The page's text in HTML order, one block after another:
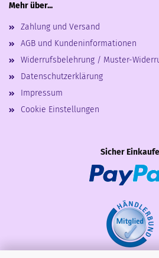
Mehr über...
Zahlung und Versand
AGB und Kundeninformationen
Widerrufsbelehrung / Muster-
Datenschutzerklärung
Impressum
Cookie Einstellungen
Sicher